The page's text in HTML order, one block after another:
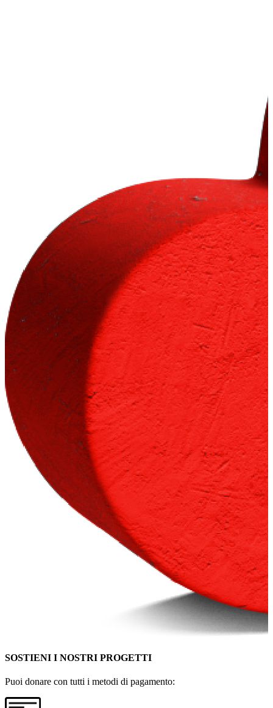
SOSTIENI I NOSTRI PROGETTI
Puoi donare con tutti i metodi di pagamento: